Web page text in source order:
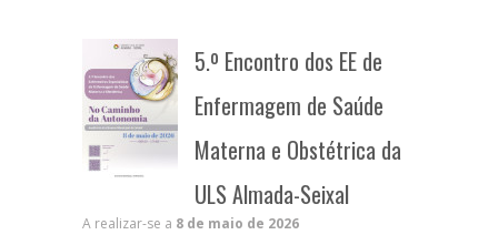
5.º Encontro dos EE de
Enfermagem de Saúde
Materna e Obstétrica da
ULS Almada-Seixal
A realizar-se a 8 de maio de 2026